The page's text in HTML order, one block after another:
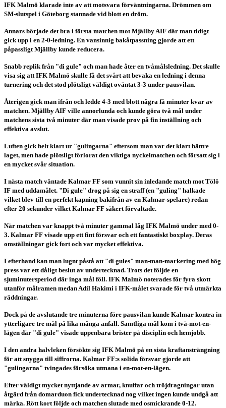
IFK Malmö klarade inte av att motsvara förväntningarna. Drömmen om
SM-slutspel i Göteborg stannade vid blott en dröm.
Annars började det bra i första matchen mot Mjällby AIF där man tidigt
gick upp i en 2-0-ledning. En vansinnig bakåtpassning gjorde att ett
påpassligt Mjällby kunde reducera.
Snabb replik från "di gule" och man hade åter en tvåmålsledning. Det skulle
visa sig att IFK Malmö skulle få det svårt att bevaka en ledning i denna
turnering och det stod plötsligt väldigt oväntat 3-3 under pausvilan.
Återigen gick man ifrån och ledde 4-3 med blott några få minuter kvar av
matchen. Mjällby AIF ville annorlunda och kunde göra två mål under
matchens sista två minuter där man visade prov på fin inställning och
effektiva avslut.
Luften gick helt klart ur "gulingarna" eftersom man var det klart bättre
laget, men hade plötsligt förlorat den viktiga nyckelmatchen och försatt sig i
en mycket svår situation.
I nästa match väntade Kalmar FF som vunnit sin inledande match mot Tölö
IF med uddamålet. "Di gule" drog på sig en straff (en "guling" halkade
vilket blev till en perfekt kapning bakifrån av en Kalmar-spelare) redan
efter 20 sekunder vilket Kalmar FF säkert förvaltade.
När matchen var knappt två minuter gammal låg IFK Malmö under med 0-
3. Kalmar FF visade upp ett fint försvar och ett fantastiskt boxplay. Deras
omställningar gick fort och var mycket effektiva.
I efterhand kan man lugnt påstå att "di gules" man-man-markering med hög
press var ett dåligt beslut av undertecknad. Trots det följde en
sjuminutersperiod där inga mål föll. IFK Malmö noterades för fyra skott
utanför målramen medan Adil Hakimi i IFK-målet svarade för två utmärkta
räddningar.
Dock på de avslutande tre minuterna före pausvilan kunde Kalmar kontra in
ytterligare tre mål på lika många anfall. Samtliga mål kom i två-mot-en-
lägen där "di gule" visade uppenbara brister på disciplin och hemjobb.
I den andra halvleken försökte sig IFK Malmö på en sista kraftansträngning
för att snygga till siffrorna. Kalmar FF:s solida försvar gjorde att
"gulingarna" tvingades försöka utmana i en-mot-en-lägen.
Efter väldigt mycket nyttjande av armar, knuffar och tröjdragningar utan
åtgärd från domarduon fick undertecknad nog vilket ingen kunde undgå att
märka. Rött kort följde och matchen slutade med osmickrande 0-12.